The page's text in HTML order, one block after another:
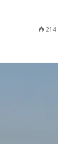
214